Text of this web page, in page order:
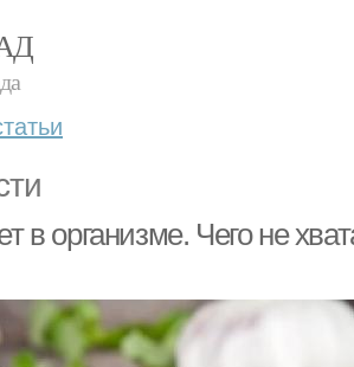
в организме. Чего не